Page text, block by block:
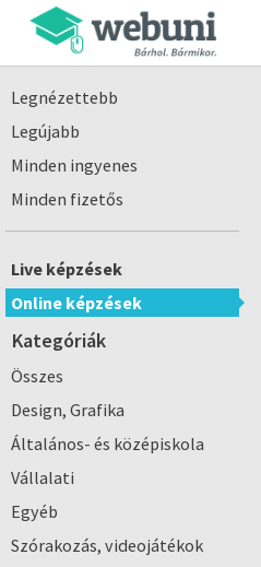
Legnézettebb
Legújabb
Minden ingyenes
Minden fizetős
Live képzések
Online képzések
Kategóriák
Összes
Design, Grafika
Általános- és középiskola
Vállalati
Egyéb
Szórakozás, videojátékok